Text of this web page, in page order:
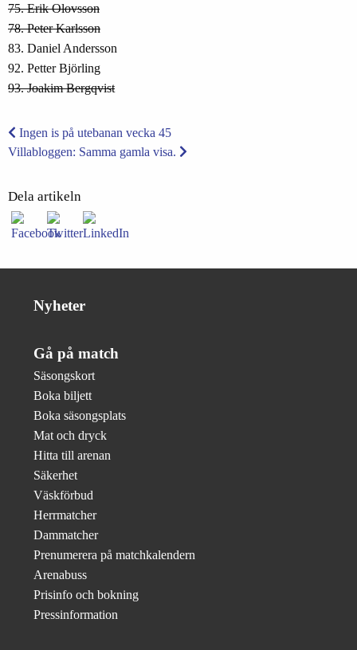
75. Erik Olovsson
78. Peter Karlsson
83. Daniel Andersson
92. Petter Björling
93. Joakim Bergqvist
Ingen is på utebanan vecka 45
Villabloggen: Samma gamla visa.
Dela artikeln
Nyheter
Gå på match
Säsongskort
Boka biljett
Boka säsongsplats
Mat och dryck
Hitta till arenan
Säkerhet
Väskförbud
Herrmatcher
Dammatcher
Prenumerera på matchkalendern
Arenabuss
Prisinfo och bokning
Pressinformation